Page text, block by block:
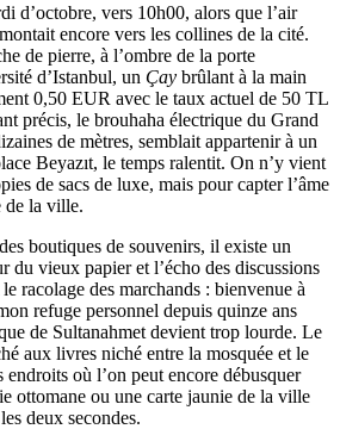
d’octobre, vers 10h00, alors que l’air
encore vers les collines de la cité.
de pierre, à l’ombre de la porte
d’Istanbul, un Çay brûlant à la main
0,50 EUR avec le taux actuel de 50 TL
précis, le brouhaha électrique du Grand
de mètres, semblait appartenir à un
Beyazıt, le temps ralentit. On n’y vient
de sacs de luxe, mais pour capter l’âme
de la ville.
boutiques de souvenirs, il existe un
du vieux papier et l’écho des discussions
racolage des marchands : bienvenue à
refuge personnel depuis quinze ans
de Sultanahmet devient trop lourde. Le
aux livres niché entre la mosquée et le
endroits où l’on peut encore débusquer
ottomane ou une carte jaunie de la ville
deux secondes.